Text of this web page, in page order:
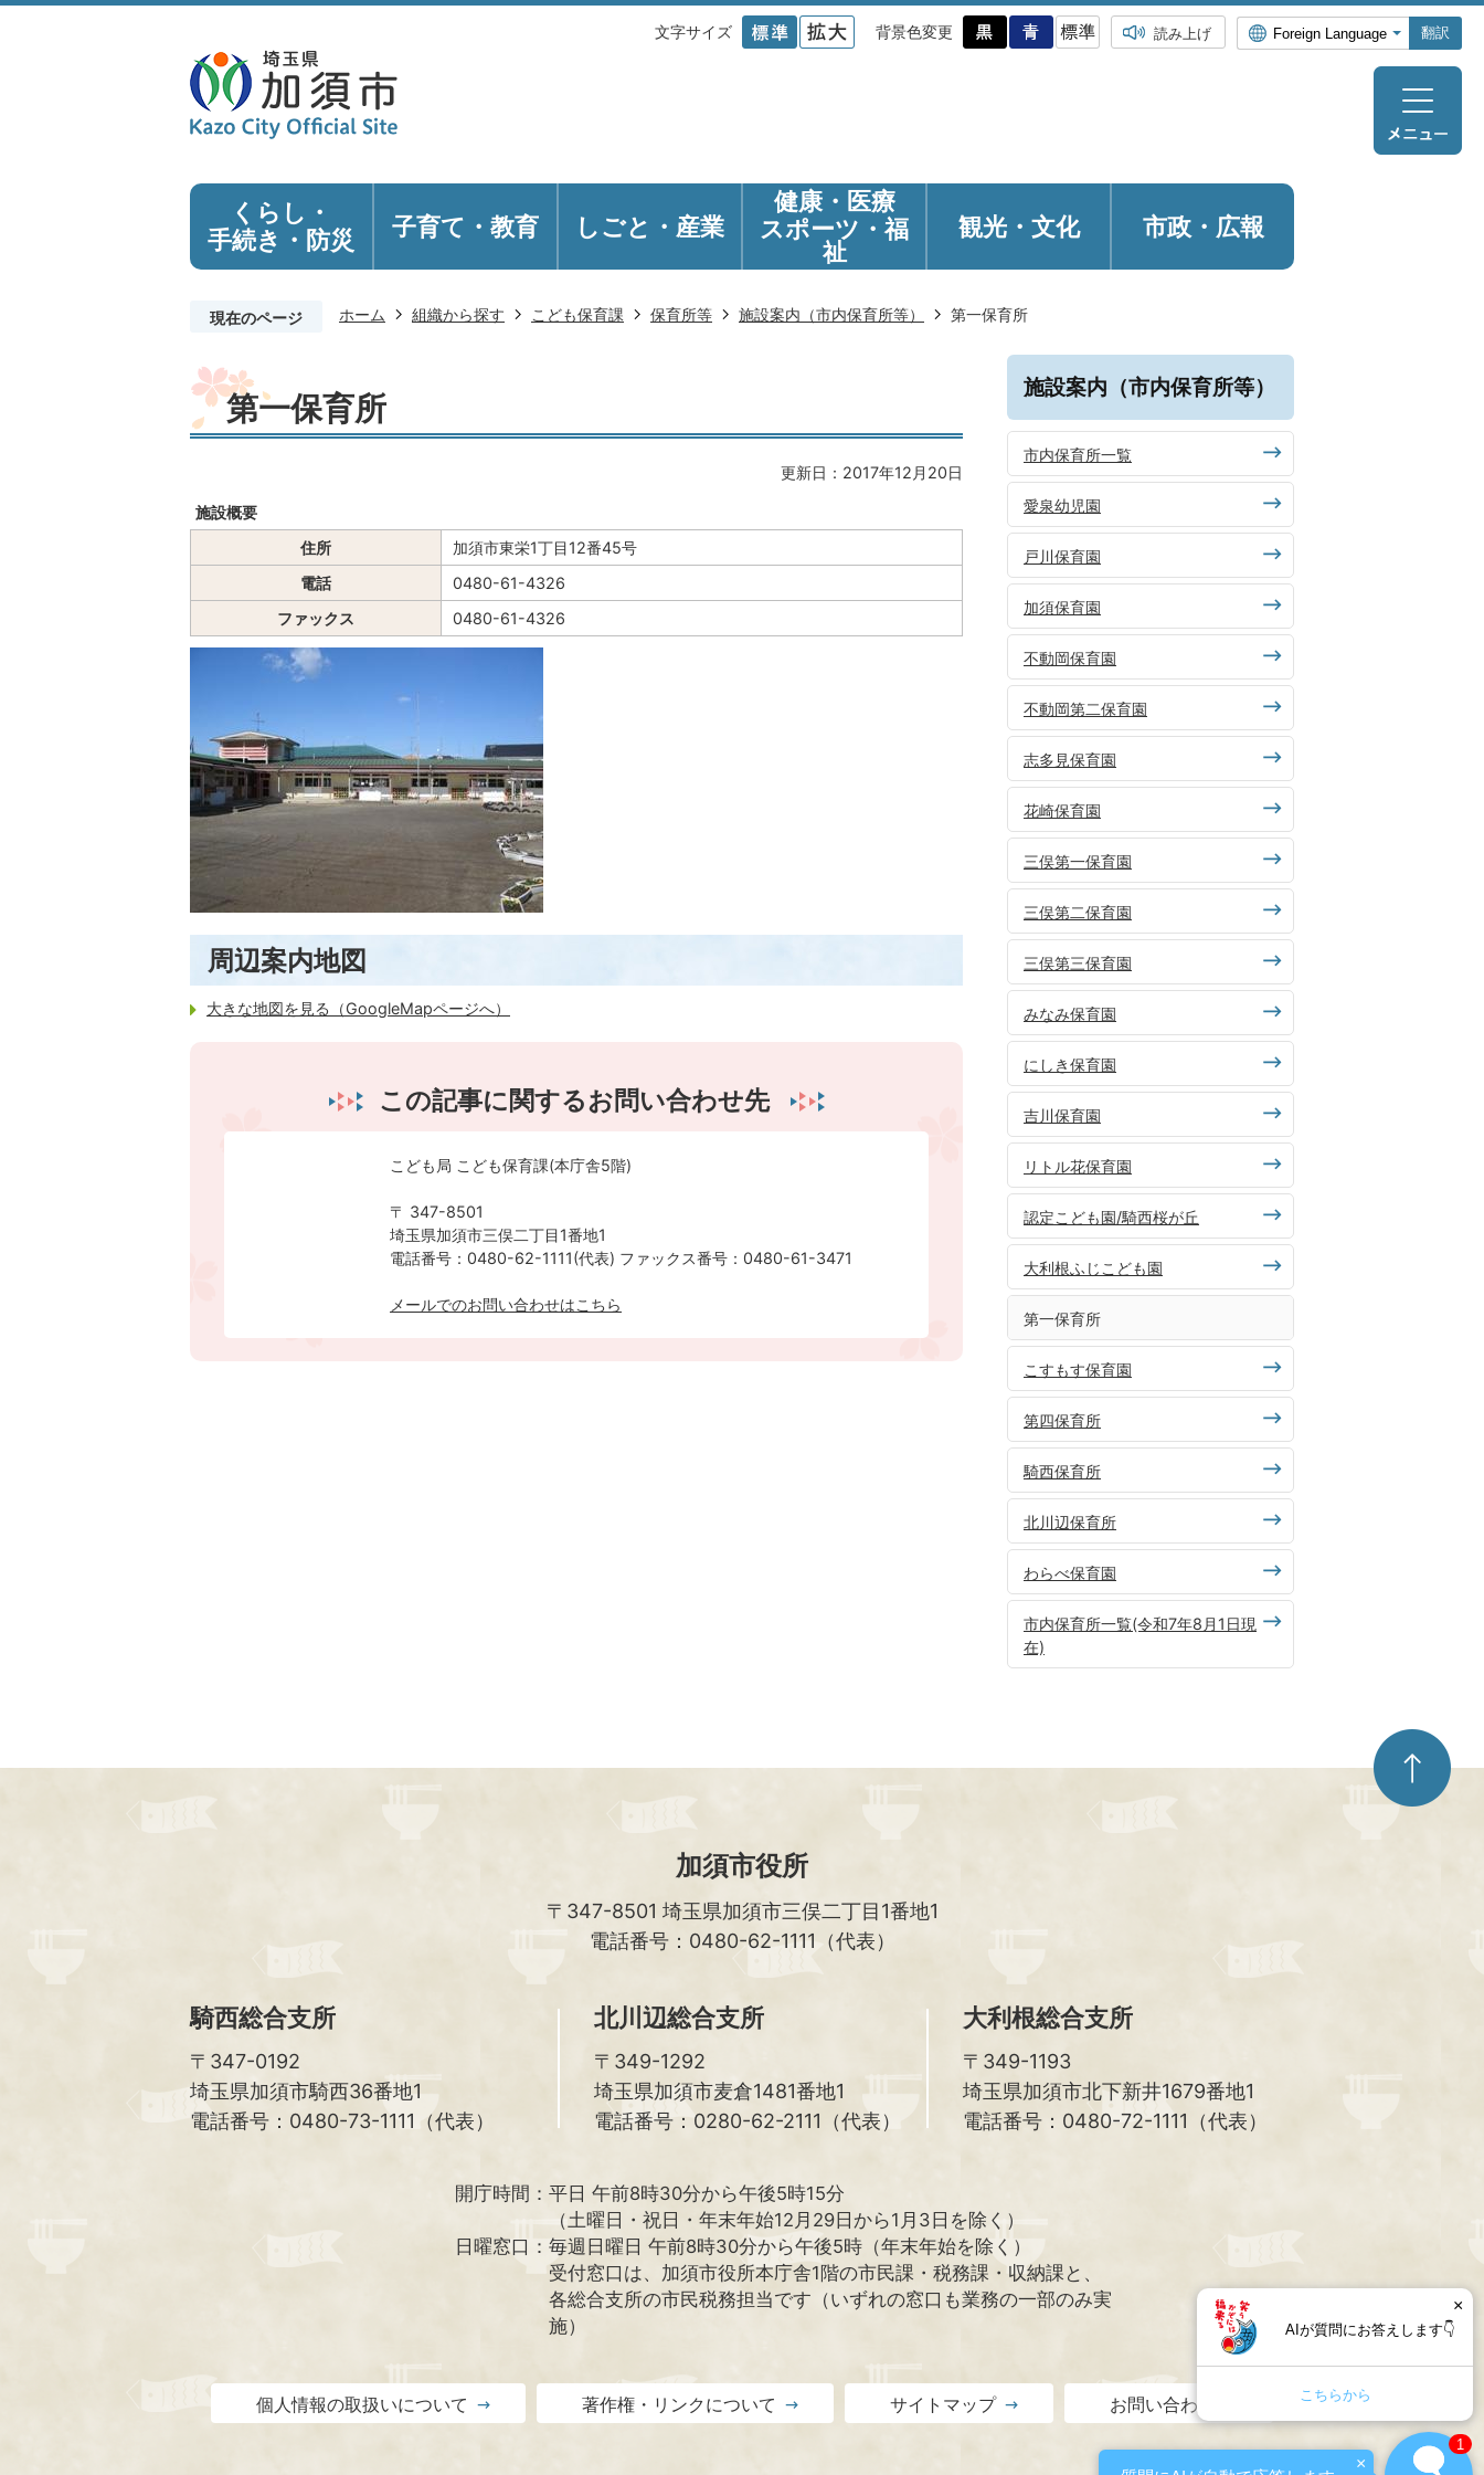
文字サイズ 背景色変更 読み上げ 翻訳
くらし・
手続き ・防災 子育て・教育 しごと・産業
健康・医療
スポーツ・福
祉
観光・ 文化 市政・広報
現在のページ ホーム 組織から探す こども保育課 保育所等 施設案内（市内保育所等） 第一保育所
第一保育所
更新日：2017年12月20日
施設概要
住所
加須市東栄1丁目12番45号
電話
0480-61-4326
ファックス
0480-61-4326
周辺案内地図
大きな地図を見る（GoogleMapページへ）
この記事に関するお問い合わせ先
こども局 こども保育課(本庁舎5階)
〒 347-8501
埼玉県加須市三俣二丁目1番地1
電話番号：0480-62-1111(代表) ファックス番号：0480-61-3471
メールでのお問い合わせはこちら
施設案内（市内保育所等）
市内保育所一覧
愛泉幼児園
戸川保育園
加須保育園
不動岡保育園
不動岡第二保育園
志多見保育園
花崎保育園
三俣第一保育園
三俣第二保育園
三俣第三保育園
みなみ保育園
にしき保育園
吉川保育園
リトル花保育園
認定こども園/騎西桜が丘
大利根ふじこども園
第一保育所
こすもす保育園
第四保育所
騎西保育所
北川辺保育所
わらべ保育園
市内保育所一覧(令和7年8月1日現
在)
ペ
ー
ジ
加須市役所
〒347-8501 埼玉県加須市三俣二丁目1番地1
電話番号：0480-62-1111（代表）
騎西総合支所
〒347-0192
埼玉県加須市騎西36番地1
電話番号：0480-73-1111（代表）
北川辺総合支所
〒349-1292
埼玉県加須市麦倉1481番地1
電話番号：0280-62-2111（代表）
大利根総合支所
〒349-1193
埼玉県加須市北下新井1679番地1
電話番号：0480-72-1111（代表）
開庁時間： 平日 午前8時30分から午後5時15分
（土曜日・祝日・年末年始12月29日から1月3日を除く）
日曜窓口： 毎週日曜日 午前8時30分から午後5時（年末年始を除く）
受付窓口は、加須市役所本庁舎1階の市民課・税務課・収納課と、
各総合支所の市民税務担当です（いずれの窓口も業務の一部のみ実
施）
個人情報の取扱いについて 著作権・リンクについて サイトマップ お問い合わせ
AIが質問にお答えします👇
こちらから
×
×
1